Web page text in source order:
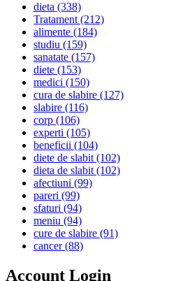
dieta (338)
Tratament(212)
alimente (184)
studiu (159)
sanatate (157)
diete (153)
medici (150)
cura de slabire (127)
slabire (116)
corp (106)
experti (105)
beneficii (104)
diete de slabit(102)
dieta de slabit(102)
afectiuni (99)
pareri (99)
sfaturi (94)
meniu (94)
cure de slabire (91)
cancer(88)
Account Login